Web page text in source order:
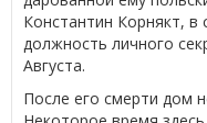
Константин Корнякт,
должность личного
Августа.
После его смерти дом